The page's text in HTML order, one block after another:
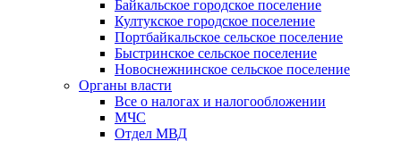
Байкальское городское поселение
Култукское городское поселение
Портбайкальское сельское поселение
Быстринское сельское поселение
Новоснежнинское сельское поселение
Органы власти
Все о налогах и налогообложении
МЧС
Отдел МВД